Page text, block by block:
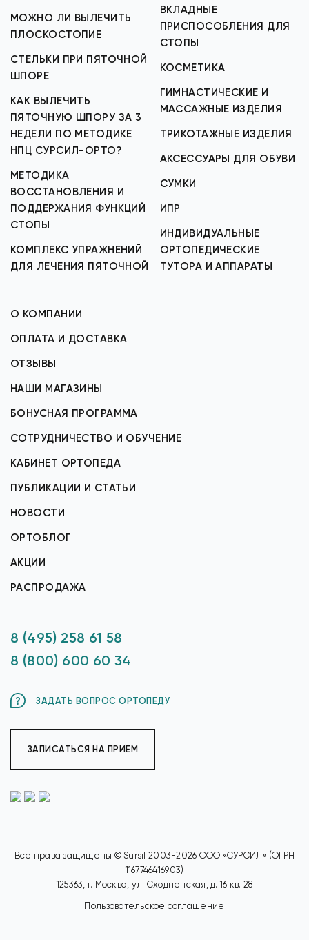
МОЖНО ЛИ ВЫЛЕЧИТЬ
ПЛОСКОСТОПИЕ
СТЕЛЬКИ ПРИ ПЯТОЧНОЙ
ШПОРЕ
КАК ВЫЛЕЧИТЬ
ПЯТОЧНУЮ ШПОРУ ЗА 3
НЕДЕЛИ ПО МЕТОДИКЕ
НПЦ СУРСИЛ-ОРТО?
МЕТОДИКА
ВОССТАНОВЛЕНИЯ И
ПОДДЕРЖАНИЯ ФУНКЦИЙ
СТОПЫ
КОМПЛЕКС УПРАЖНЕНИЙ
ДЛЯ ЛЕЧЕНИЯ ПЯТОЧНОЙ
ВКЛАДНЫЕ
ПРИСПОСОБЛЕНИЯ ДЛЯ
СТОПЫ
КОСМЕТИКА
ГИМНАСТИЧЕСКИЕ И
МАССАЖНЫЕ ИЗДЕЛИЯ
ТРИКОТАЖНЫЕ ИЗДЕЛИЯ
АКСЕССУАРЫ ДЛЯ ОБУВИ
СУМКИ
ИПР
ИНДИВИДУАЛЬНЫЕ
ОРТОПЕДИЧЕСКИЕ
ТУТОРА И АППАРАТЫ
О КОМПАНИИ
ОПЛАТА И ДОСТАВКА
ОТЗЫВЫ
НАШИ МАГАЗИНЫ
БОНУСНАЯ ПРОГРАММА
СОТРУДНИЧЕСТВО И ОБУЧЕНИЕ
КАБИНЕТ ОРТОПЕДА
ПУБЛИКАЦИИ И СТАТЬИ
НОВОСТИ
ОРТОБЛОГ
АКЦИИ
РАСПРОДАЖА
8 (495) 258 61 58
8 (800) 600 60 34
ЗАДАТЬ ВОПРОС ОРТОПЕДУ
ЗАПИСАТЬСЯ НА ПРИЕМ
Все права защищены © Sursil 2003-2026 ООО «СУРСИЛ» (ОГРН
1167746416903)
125363, г. Москва, ул. Сходненская, д. 16 кв. 28
Пользовательское соглашение